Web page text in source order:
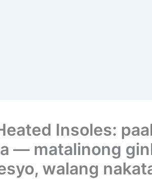
Insoles:
— matalinong
walang